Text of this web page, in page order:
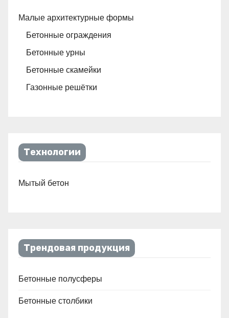
Малые архитектурные формы
Бетонные ограждения
Бетонные урны
Бетонные скамейки
Газонные решётки
Технологии
Мытый бетон
Трендовая продукция
Бетонные полусферы
Бетонные столбики